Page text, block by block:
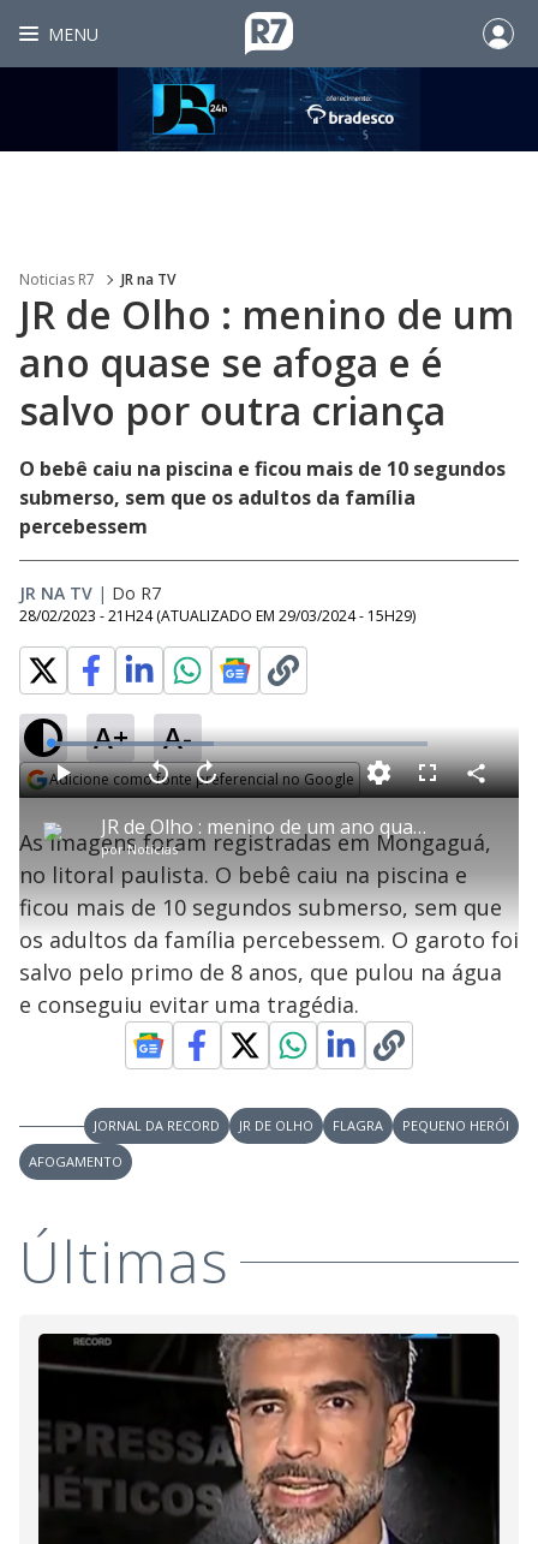
MENU
Noticias R7 JR na TV
JR de Olho : menino de um
ano quase se afoga e é
salvo por outra criança
O bebê caiu na piscina e ficou mais de 10 segundos
submerso, sem que os adultos da família
percebessem
JR NA TV | Do R7
28/02/2023 - 21H24 (ATUALIZADO EM 29/03/2024 - 15H29)
A+ A-
Adicione como fonte preferencial no Google
P
l
a
y
V
d
e
o
JR de Olho : menino de um ano quase se afoga e é salvo por outra criança
porNotícias
P V
l
t
a
r
1
n
s
A
n
ç
a
1
s
e
u
n
o
s
o
L
o
a
d
e
:
4
3
.
3
4
F
s
c
e
n
C
o
a
r
a
As imagens foram registradas em Mongaguá,
no litoral paulista. O bebê caiu na piscina e
ficou mais de 10 segundos submerso, sem que
os adultos da família percebessem. O garoto foi
salvo pelo primo de 8 anos, que pulou na água
e conseguiu evitar uma tragédia.
JORNAL DA RECORD JR DE OLHO FLAGRA
PEQUENO HERÓI
AFOGAMENTO
Últimas